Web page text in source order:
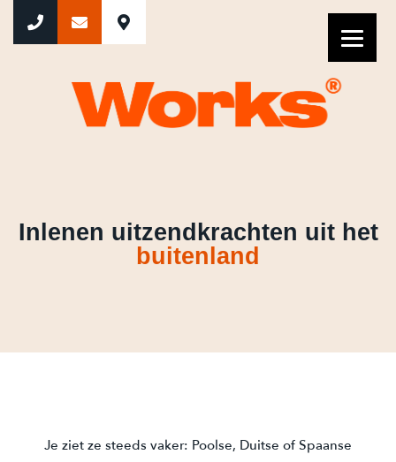
Inlenen uitzendkrachten uit het
Inlenen uitzendkrachten uit het
buitenland
Je ziet ze steeds vaker: Poolse, Duitse of Spaanse